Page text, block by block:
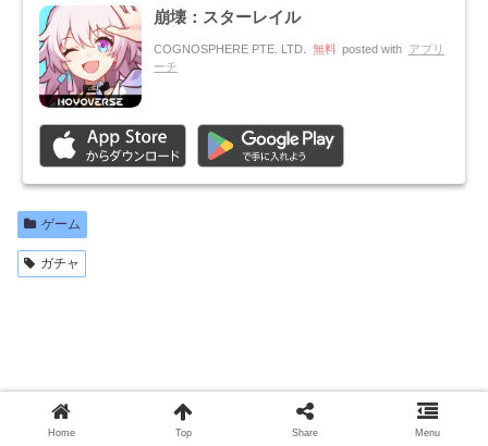
崩壊：スターレイル
COGNOSPHERE PTE. LTD. 無料 posted with アプリ
ーチ
ゲーム
ガチャ
Home Top Share Menu